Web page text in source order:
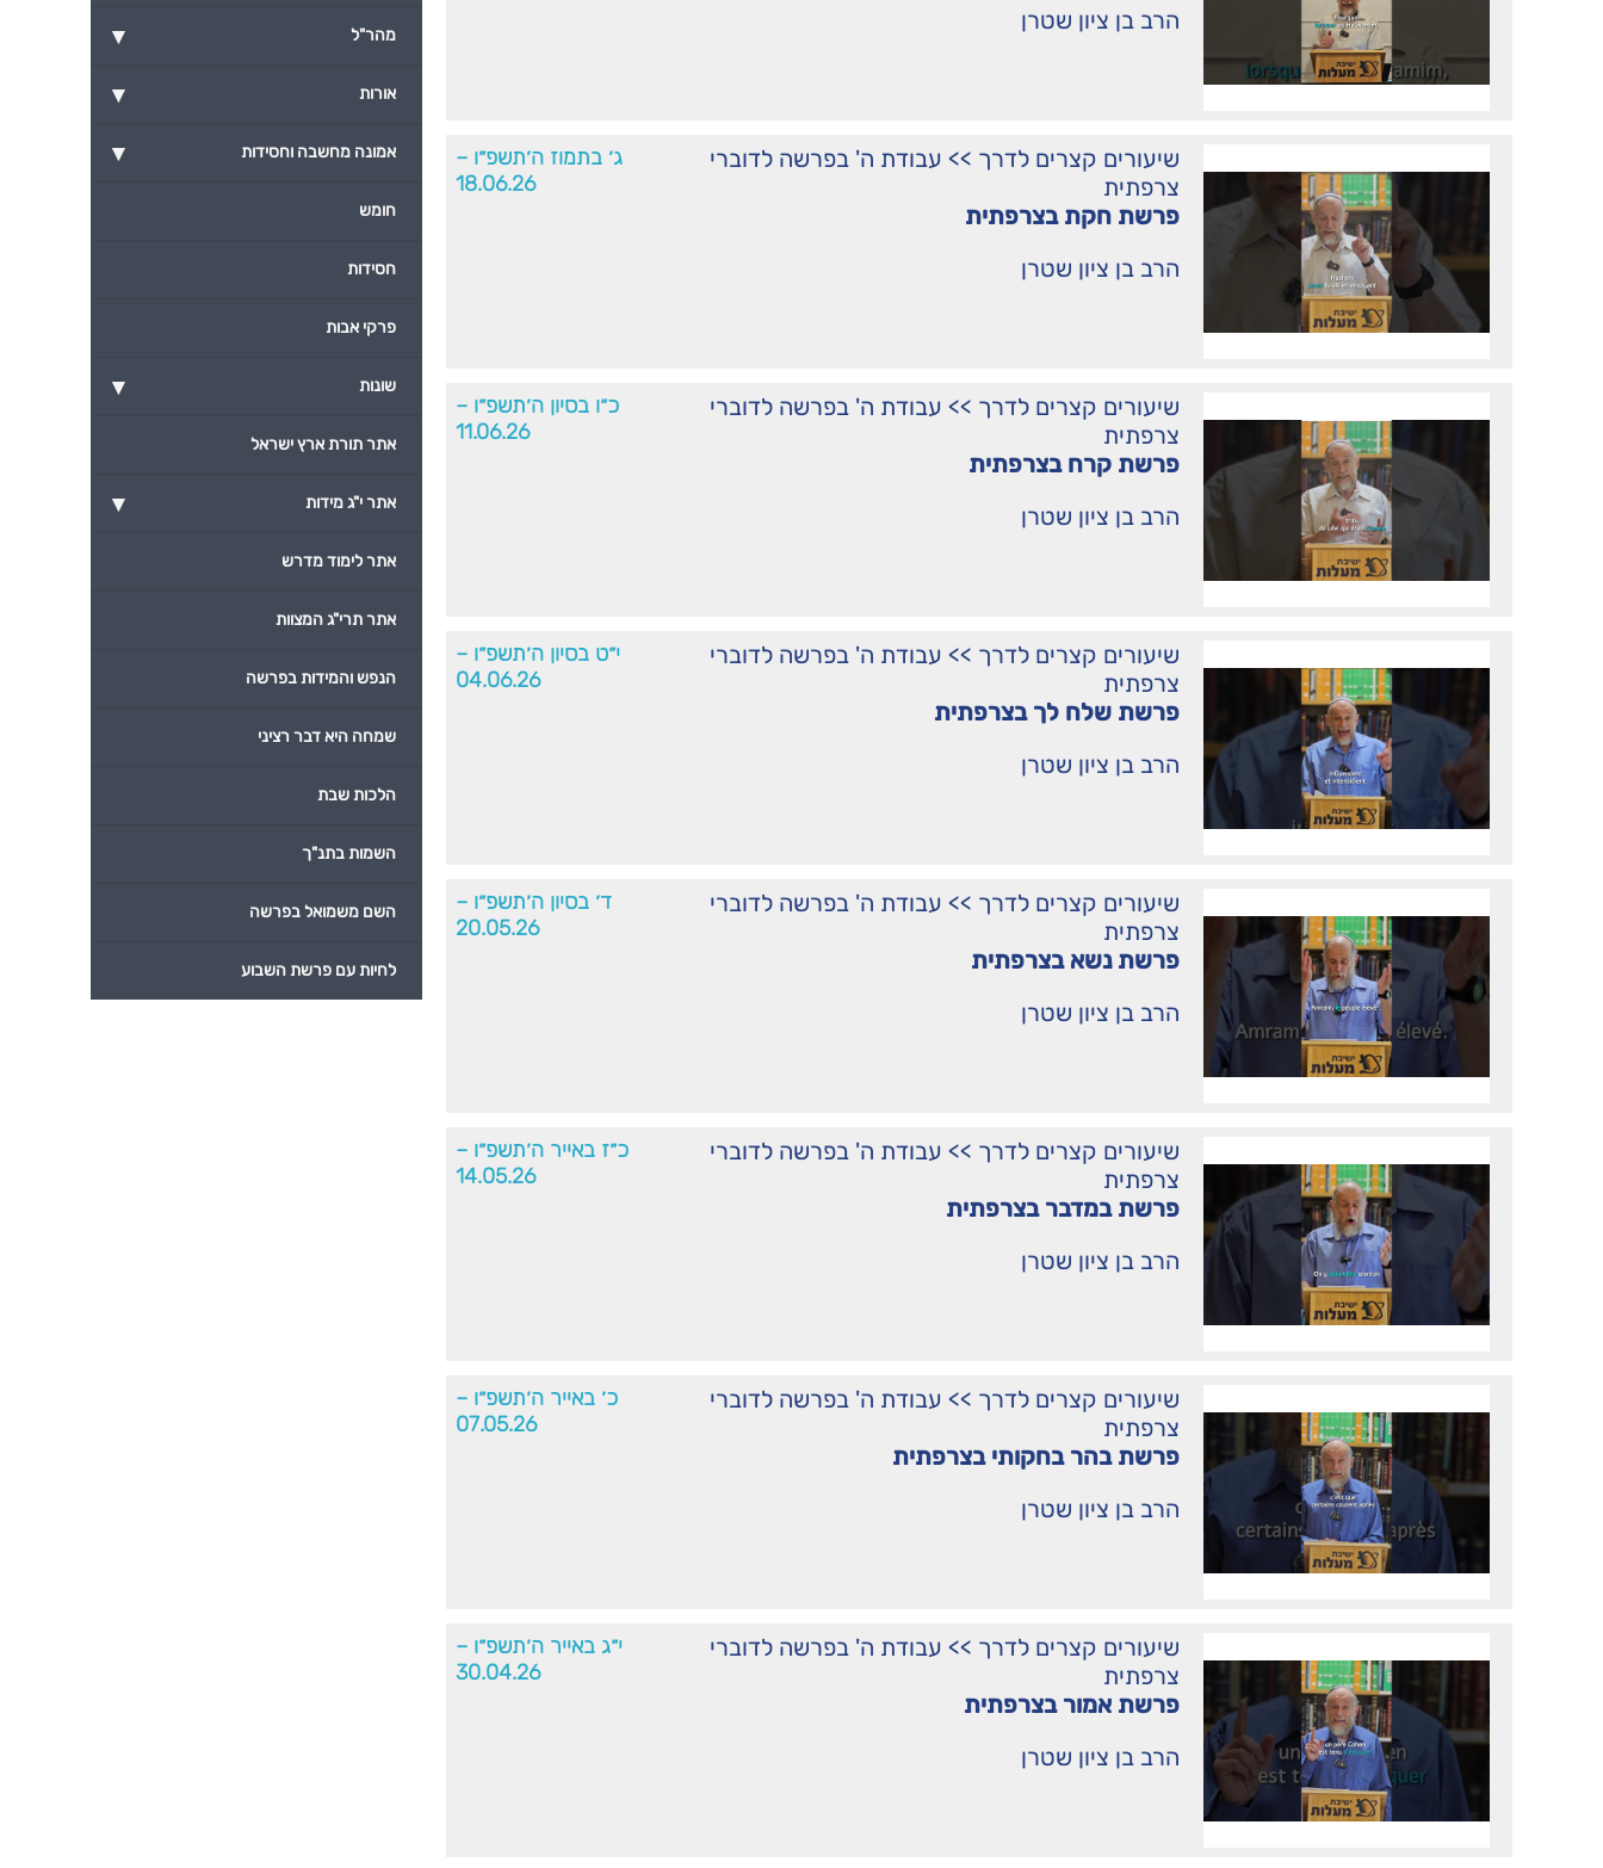
הרב בן ציון שטרן
שיעורים קצרים לדרך >> עבודת ה' בפרשה לדוברי
צרפתית
פרשת חקת בצרפתית
הרב בן ציון שטרן
ג׳ בתמוז ה׳תשפ״ו –
18.06.26
שיעורים קצרים לדרך >> עבודת ה' בפרשה לדוברי
צרפתית
פרשת קרח בצרפתית
הרב בן ציון שטרן
כ״ו בסיון ה׳תשפ״ו –
11.06.26
שיעורים קצרים לדרך >> עבודת ה' בפרשה לדוברי
צרפתית
פרשת שלח לך בצרפתית
הרב בן ציון שטרן
י״ט בסיון ה׳תשפ״ו –
04.06.26
שיעורים קצרים לדרך >> עבודת ה' בפרשה לדוברי
צרפתית
פרשת נשא בצרפתית
הרב בן ציון שטרן
ד׳ בסיון ה׳תשפ״ו –
20.05.26
שיעורים קצרים לדרך >> עבודת ה' בפרשה לדוברי
צרפתית
פרשת במדבר בצרפתית
הרב בן ציון שטרן
כ״ז באייר ה׳תשפ״ו –
14.05.26
שיעורים קצרים לדרך >> עבודת ה' בפרשה לדוברי
צרפתית
פרשת בהר בחקותי בצרפתית
הרב בן ציון שטרן
כ׳ באייר ה׳תשפ״ו –
07.05.26
שיעורים קצרים לדרך >> עבודת ה' בפרשה לדוברי
צרפתית
פרשת אמור בצרפתית
הרב בן ציון שטרן
י״ג באייר ה׳תשפ״ו –
30.04.26
▾ מהר"ל
▾ אורות
▾ אמונה מחשבה וחסידות
חומש
חסידות
פרקי אבות
▾ שונות
אתר תורת ארץ ישראל
▾ אתר י"ג מידות
אתר לימוד מדרש
אתר תרי"ג המצוות
הנפש והמידות בפרשה
שמחה היא דבר רציני
הלכות שבת
השמות בתנ"ך
השם משמואל בפרשה
לחיות עם פרשת השבוע